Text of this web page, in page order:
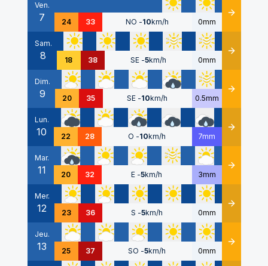
Ven.
7 24 33 NO -10km/h 0mm Détails
Sam.
8 18 38 SE -5km/h 0mm Détails
Dim.
9 20 35 SE -10km/h 0.5mm Détails
Lun.
10 22 28 O -10km/h 7mm Détails
Mar.
11 20 32 E -5km/h 3mm Détails
Mer.
12 23 36 S -5km/h 0mm Détails
Jeu.
13 25 37 SO -5km/h 0mm Détails